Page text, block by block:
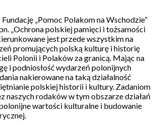
„Pomoc Polakom na Wschodzie”
„Ochrona polskiej pamięci i tożsamości
jest przede wszystkim na
promujących polską kulturę i historię
Polonii i Polaków za granicą. Mając na
i podniosłość wydarzeń polonijnych
nakierowane na taką działalność
polskiej historii i kultury. Zadaniom
naszych rodaków w tym obszarze działań
wartości kulturalne i budowanie